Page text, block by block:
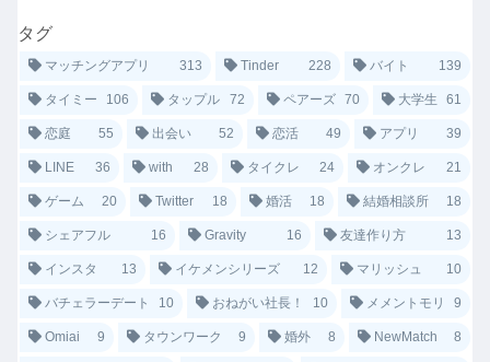
タグ
マッチングアプリ 313 Tinder 228 バイト 139
タイミー 106 タップル 72 ペアーズ 70 大学生 61
恋庭 55 出会い 52 恋活 49 アプリ 39
LINE 36 with 28 タイクレ 24 オンクレ 21
ゲーム 20 Twitter 18 婚活 18 結婚相談所 18
シェアフル 16 Gravity 16 友達作り方 13
インスタ 13 イケメンシリーズ 12 マリッシュ 10
バチェラーデート 10 おねがい社長！ 10 メメントモリ 9
Omiai 9 タウンワーク 9 婚外 8 NewMatch 8